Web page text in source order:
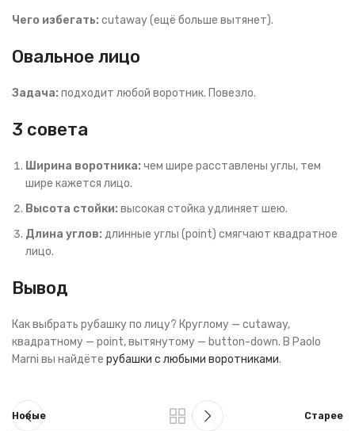
Чего избегать: cutaway (ещё больше вытянет).
Овальное лицо
Задача: подходит любой воротник. Повезло.
3 совета
Ширина воротника: чем шире расставлены углы, тем
шире кажется лицо.
Высота стойки: высокая стойка удлиняет шею.
Длина углов: длинные углы (point) смягчают квадратное
лицо.
Вывод
Как выбрать рубашку по лицу? Круглому — cutaway,
квадратному — point, вытянутому — button-down. В Paolo
Marni вы найдёте рубашки с любыми воротниками.
Новые Старее